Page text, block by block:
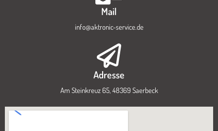
Mail
info@aktronic-service.de
Adresse
Am Steinkreuz 65, 48369 Saerbeck